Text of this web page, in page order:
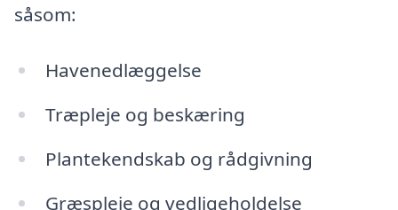
såsom:
Havenedlæggelse
Træpleje og beskæring
Plantekendskab og rådgivning
Græspleje og vedligeholdelse